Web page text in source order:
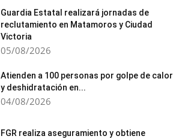
Guardia Estatal realizará jornadas de
reclutamiento en Matamoros y Ciudad
Victoria
05/08/2026
Atienden a 100 personas por golpe de calor
y deshidratación en...
04/08/2026
FGR realiza aseguramiento y obtiene